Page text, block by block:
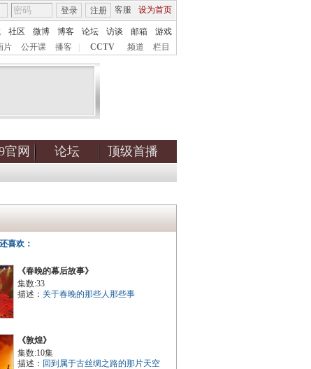
客服 设为首页
登录 注册
社区 微博 博客 论坛 访谈 邮箱
游戏
片 公开课 播客 CCTV 频道 栏目
官网 论坛 顶级首播
喜欢：
《春晚的幕后故事》
集数:33
描述： 关于春晚的那些人那些事
《敦煌》
集数:10集
描述： 回到属于古丝绸之路的那片天空